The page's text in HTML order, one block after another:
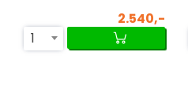
2.540,-
1